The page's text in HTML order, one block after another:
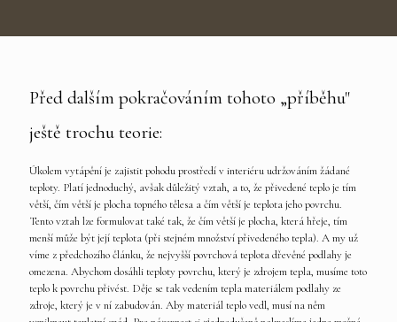
Před dalším pokračováním tohoto „příběhu"
ještě trochu teorie:
Úkolem vytápění je zajistit pohodu prostředí v interiéru udržováním žádané
teploty. Platí jednoduchý, avšak důležitý vztah, a to, že přivedené teplo je tím
větší, čím větší je plocha topného tělesa a čím větší je teplota jeho povrchu.
Tento vztah lze formulovat také tak, že čím větší je plocha, která hřeje, tím
menší může být její teplota (při stejném množství přivedeného tepla). A my už
víme z předchozího článku, že nejvyšší povrchová teplota dřevěné podlahy je
omezena. Abychom dosáhli teploty povrchu, který je zdrojem tepla, musíme toto
teplo k povrchu přivést. Děje se tak vedením tepla materiálem podlahy ze
zdroje, který je v ní zabudován. Aby materiál teplo vedl, musí na něm